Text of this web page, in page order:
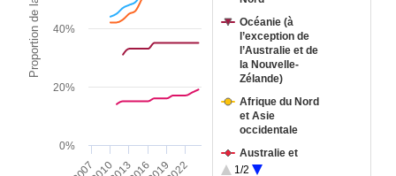
Océanie (à
l’exception de
l’Australie et de
la Nouvelle-
Zélande)
Afrique du Nord
et Asie
occidentale
Australie et
Nouvelle-Zélande
1/2
0%
20%
40%